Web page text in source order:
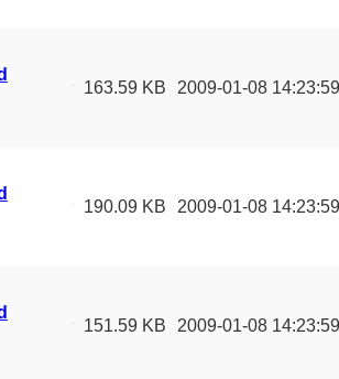
163.59 KB 2009-01-08 14:23:59
190.09 KB 2009-01-08 14:23:59
151.59 KB 2009-01-08 14:23:59